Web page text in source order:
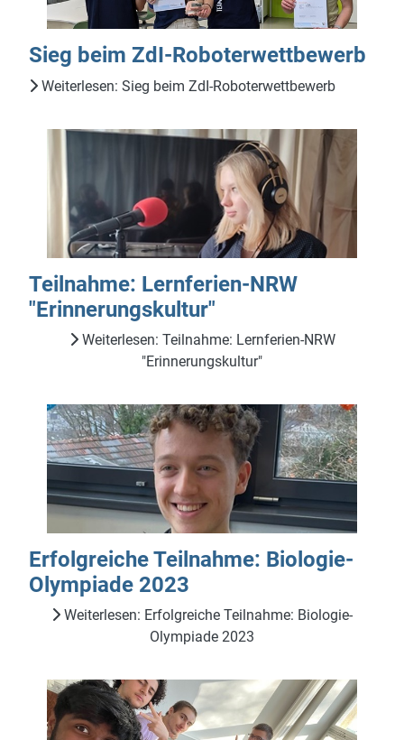
Sieg beim ZdI-Roboterwettbewerb
Weiterlesen: Sieg beim ZdI-Roboterwettbewerb
Teilnahme: Lernferien-NRW
"Erinnerungskultur"
Weiterlesen: Teilnahme: Lernferien-NRW
"Erinnerungskultur"
Erfolgreiche Teilnahme: Biologie-
Olympiade 2023
Weiterlesen: Erfolgreiche Teilnahme: Biologie-
Olympiade 2023